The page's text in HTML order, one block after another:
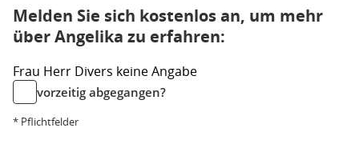
Melden Sie sich kostenlos an, um mehr
über Angelika zu erfahren:
Frau Herr Divers keine Angabe
vorzeitig abgegangen?
* Pflichtfelder